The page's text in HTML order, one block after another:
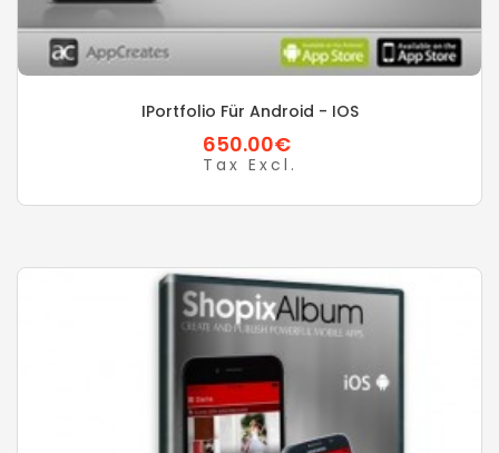
IPortfolio Für Android - IOS
650.00€
Tax Excl.